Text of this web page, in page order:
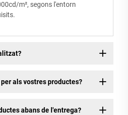
m², segons l'entorn
als vostres productes?
abans de l'entrega?